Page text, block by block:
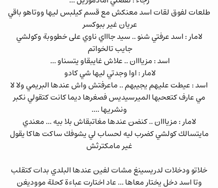
طلعات لفوق لقات اسد معنكش مع قسم كيلبس ليها ووتاهو باقي
عريان غير ببوكسر
لامار : اسد عرفتي شنو .. سيد جاااي ناوي على خطووبة وكولشي
جايب تالخواتم
اسد : مزيااان .. علاش غايبقاو يتسناو ...
لامار : اوا وجدتي ليها شي كادو
اسد : عيطت عليهم يجيبهم .. ماعرفتش واش عندها البريمي ولا لا
مي عارف كتعحبها الميرسيديس فصغرها ديما كانت كتقولي نكبر
ونشريها ....
لامار : مزيااان .. كنضن عندها مغاتبقاش بلا بيه ... معندي
مايتسالك كولشي كضرب ليه لحساب لي يشوفك ساكت هاكا يقول
غير مامكترثش
خلاتو ودخلات لدريسينغ مشات لفين عندها البلدي بدات كتقلب
وتا اسد دخل يختار معاها ... عاد اختارت عباءة كحلة مووديغن